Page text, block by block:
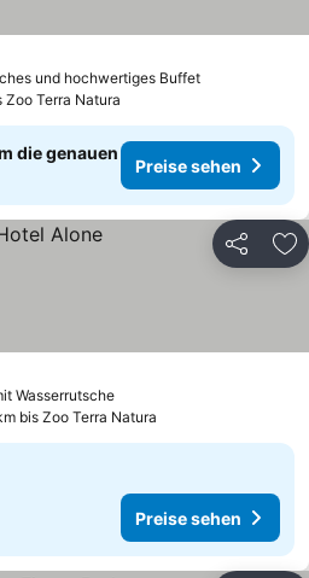
und hochwertiges Buffet
Zoo Terra Natura
die genauen
Preise sehen
Teilen
Wasserrutsche
bis Zoo Terra Natura
Preise sehen